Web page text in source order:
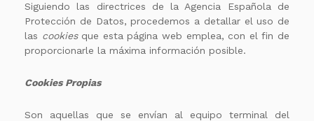
Siguiendo las directrices de la Agencia Española de
Protección de Datos, procedemos a detallar el uso de
las cookiesque esta página web emplea, con el fin de
proporcionarle la máxima información posible.
Cookies Propias
Son aquellas que se envían al equipo terminal del